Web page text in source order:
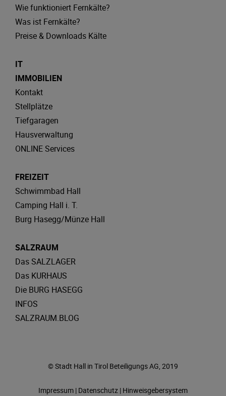
Wie funktioniert Fernkälte?
Was ist Fernkälte?
Preise & Downloads Kälte
IT
IMMOBILIEN
Kontakt
Stellplätze
Tiefgaragen
Hausverwaltung
ONLINE Services
FREIZEIT
Schwimmbad Hall
Camping Hall i. T.
Burg Hasegg/Münze Hall
SALZRAUM
Das SALZLAGER
Das KURHAUS
Die BURG HASEGG
INFOS
SALZRAUM.BLOG
© Stadt Hall in Tirol Beteiligungs AG, 2019
Impressum | Datenschutz | Hinweisgebersystem